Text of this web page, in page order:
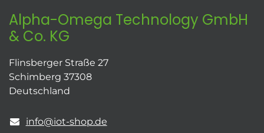
Alpha-Omega Technology GmbH
& Co. KG
Flinsberger Straße 27
Schimberg 37308
Deutschland
info@iot-shop.de